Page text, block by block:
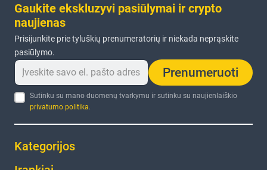
Gaukite ekskluzyvi pasiūlymai ir crypto
naujienas
Prisijunkite prie tyluškių prenumeratorių ir niekada neprąskite
pasiūlymo.
Prenumeruoti
Sutinku su mano duomenų tvarkymu ir sutinku su naujienlaiškio
privatumo politika.
Kategorijos